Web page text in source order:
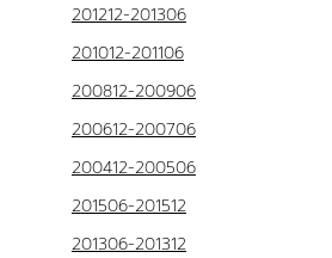
201212-201306
201012-201106
200812-200906
200612-200706
200412-200506
201506-201512
201306-201312